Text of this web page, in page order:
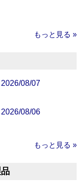
もっと見る »
08/07
08/06
もっと見る »